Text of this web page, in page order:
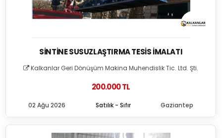
SINTINE SUSUZLAŞTIRMA TESIS İMALATI
Kalkanlar Geri Dönüşüm Makina Muhendislik Tic. Ltd. Şti.
200.000 TL
Satılık - Sıfır
02 Ağu 2026 Gaziantep